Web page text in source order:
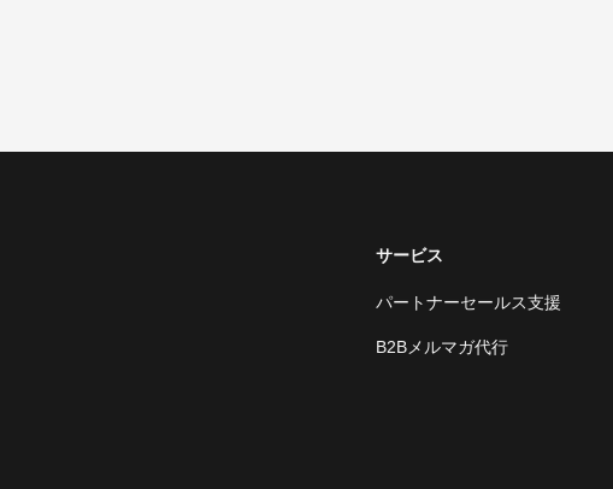
サービス
パートナーセールス支援
B2Bメルマガ代行